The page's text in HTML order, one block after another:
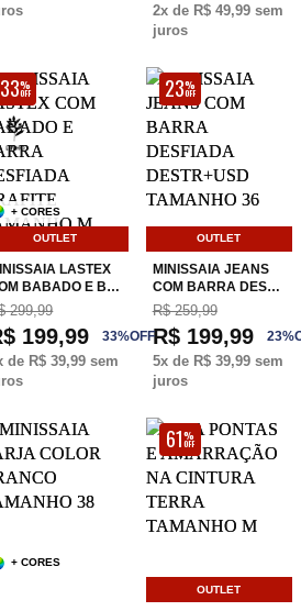
2x de R$ 49,99sem
juros
33%
OFF
OUTLET
+ CORES
LASTEX
BABADO E B…
299,99
199,99 33%OFF
de R$ 39,99 sem
23%
OFF
OUTLET
MINISSAIA JEANS
COM BARRA DES…
R$ 259,99
R$ 199,99 23%
5x de R$ 39,99sem
juros
+ CORES
61%
OFF
OUTLET